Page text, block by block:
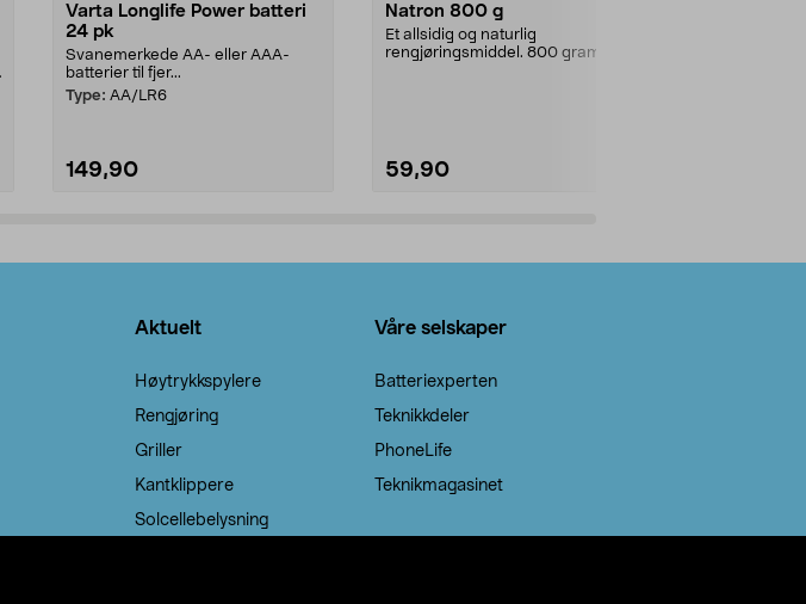
Varta Longlife Power batteri
24 pk
Svanemerkede AA- eller AAA-
batterier til fjer...
Type: AA/LR6
149,90
Natron 800 g
Et allsidig og naturlig
rengjøringsmiddel. 800 gram
59,90
Aktuelt
Høytrykkspylere
Rengjøring
Griller
Kantklippere
Solcellebelysning
Våre selskaper
Batteriexperten
Teknikkdeler
PhoneLife
Teknikmagasinet